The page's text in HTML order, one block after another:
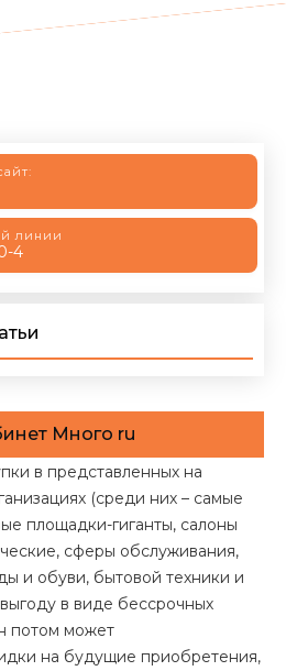
линии
4
Много ru
в представленных на
(среди них – самые
площадки-гиганты, салоны
сферы обслуживания,
и обуви, бытовой техники и
в виде бессрочных
потом может
на будущие приобретения,